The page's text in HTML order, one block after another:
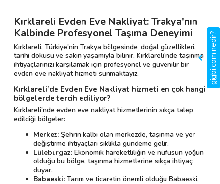
Kırklareli Evden Eve Nakliyat: Trakya'nın
Kalbinde Profesyonel Taşıma Deneyimi
Kırklareli, Türkiye'nin Trakya bölgesinde, doğal güzellikleri,
tarihi dokusu ve sakin yaşamıyla bilinir. Kırklareli'nde taşınma
ihtiyaçlarınızı karşılamak için profesyonel ve güvenilir bir
evden eve nakliyat hizmeti sunmaktayız.
Kırklareli’de Evden Eve Nakliyat hizmeti en çok hangi
bölgelerde tercih ediliyor?
Kırklareli'nde evden eve nakliyat hizmetlerinin sıkça talep
edildiği bölgeler:
Merkez: Şehrin kalbi olan merkezde, taşınma ve yer
değiştirme ihtiyaçları sıklıkla gündeme gelir.
Lüleburgaz: Ekonomik hareketliliğin ve nüfusun yoğun
olduğu bu bölge, taşınma hizmetlerine sıkça ihtiyaç
duyar.
Babaeski: Tarım ve ticaretin önemli olduğu Babaeski,
gigbi.com nedir?